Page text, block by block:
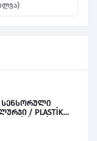
სენსორული
/ PLASTİK